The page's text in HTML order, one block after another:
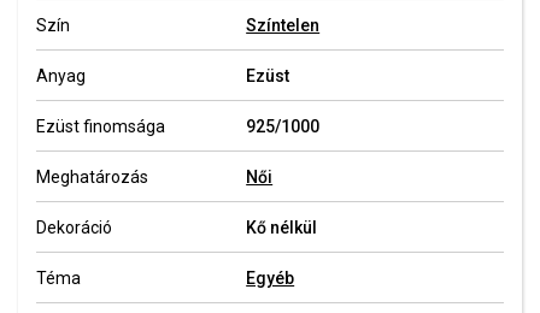
Szín Színtelen
Anyag Ezüst
Ezüst finomsága 925/1000
Meghatározás Női
Dekoráció Kő nélkül
Téma Egyéb